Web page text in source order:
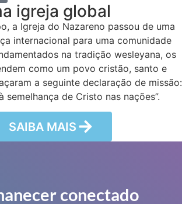
igreja global
a Igreja do Nazareno passou de uma
internacional para uma comunidade
na tradição wesleyana, os
como um povo cristão, santo e
a seguinte declaração de missão:
semelhança de Cristo nas nações”.
SAIBA MAIS
conectado